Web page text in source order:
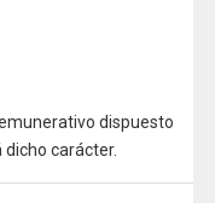
dispuesto
carácter.